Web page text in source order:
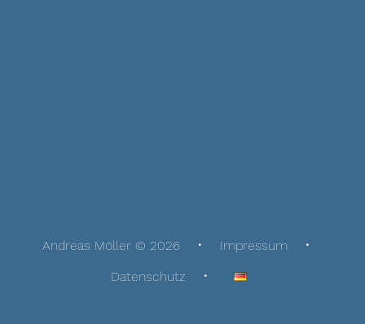
Andreas Möller © 2026
Impressum
Datenschutz